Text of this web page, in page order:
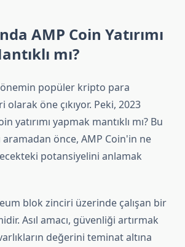
AMP Coin Yatırımı
mı?
popüler kripto para
öne çıkıyor. Peki, 2023
yatırımı yapmak mantıklı mı? Bu
aramadan önce, AMP Coin'in ne
potansiyelini anlamak
blok zinciri üzerinde çalışan bir
Asıl amacı, güvenliği artırmak
değerini teminat altına